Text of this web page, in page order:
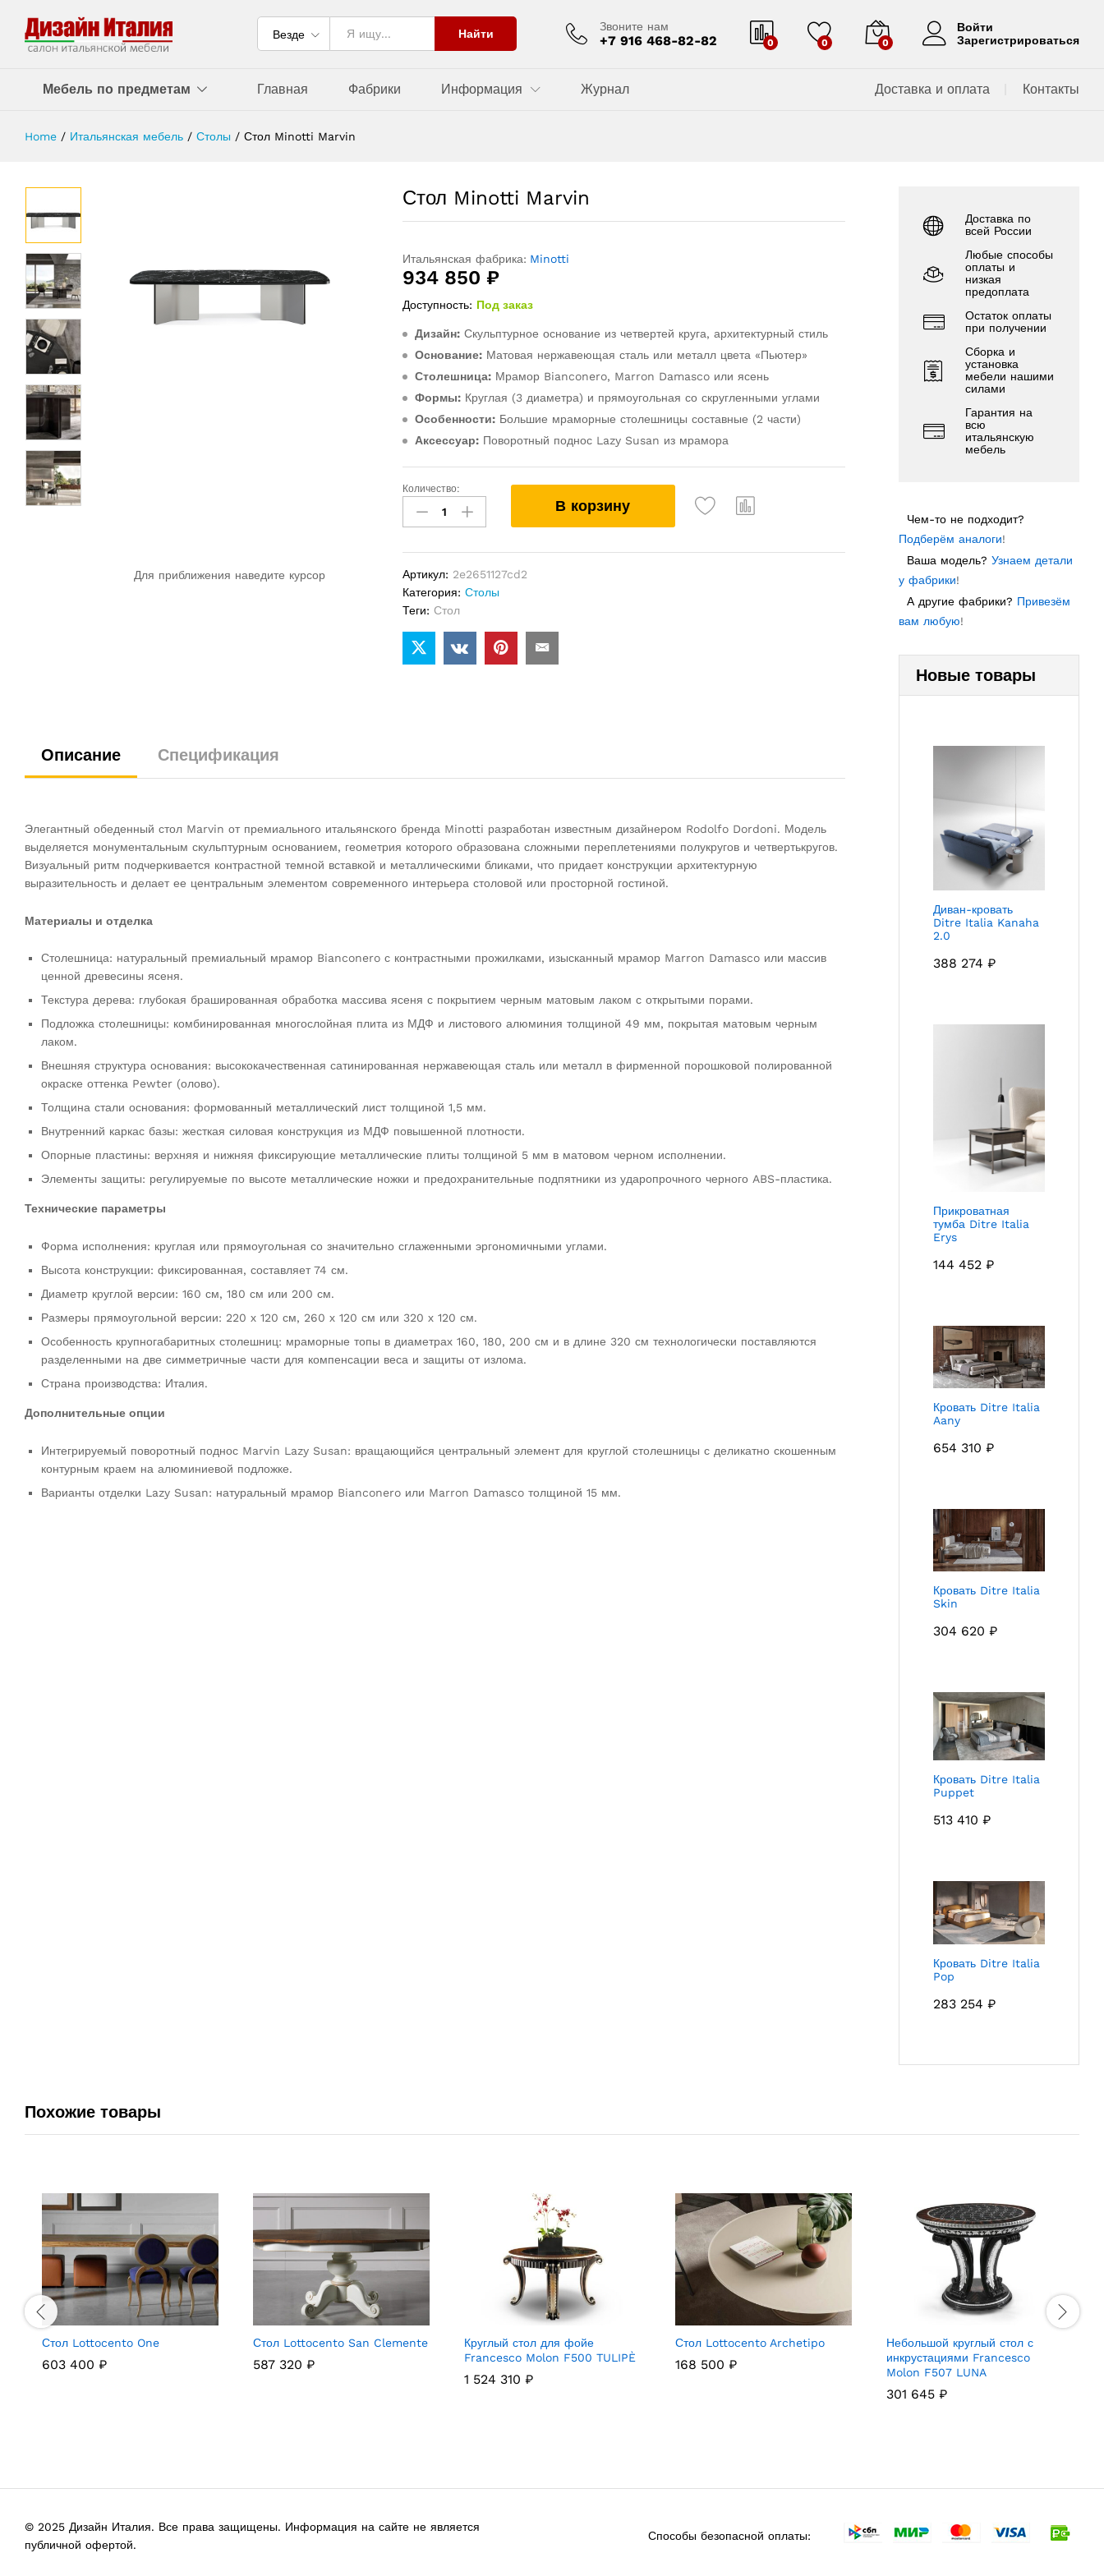
Везде Найти
Звоните нам
+7 916 468-82-82 0 0 0
Войти
Зарегистрироваться
Мебель по предметам Главная Фабрики Информация Журнал Доставка и оплата Контакты
Home / Итальянская мебель / Столы / Стол Minotti Marvin
Для приближения наведите курсор
Стол Minotti Marvin
Итальянская фабрика: Minotti
934 850 ₽
Доступность: Под заказ
Дизайн:Скульптурное основание из четвертей круга, архитектурный стиль
Основание:Матовая нержавеющая сталь или металл цвета «Пьютер»
Столешница:Мрамор Bianconero, Marron Damasco или ясень
Формы:Круглая (3 диаметра) и прямоугольная со скругленными углами
Особенности:Большие мраморные столешницы составные (2 части)
Аксессуар:Поворотный поднос Lazy Susan из мрамора
Стол
Minotti
Marvin
Количество:
В корзину
Артикул: 2e2651127cd2
Категория: Столы
Теги: Стол
Описание Спецификация
Элегантный обеденный стол Marvin от премиального итальянского бренда Minotti разработан известным дизайнером Rodolfo Dordoni. Модель
выделяется монументальным скульптурным основанием, геометрия которого образована сложными переплетениями полукругов и четвертькругов.
Визуальный ритм подчеркивается контрастной темной вставкой и металлическими бликами, что придает конструкции архитектурную
выразительность и делает ее центральным элементом современного интерьера столовой или просторной гостиной.
Материалы и отделка
Столешница: натуральный премиальный мрамор Bianconero с контрастными прожилками, изысканный мрамор Marron Damasco или массив
ценной древесины ясеня.
Текстура дерева: глубокая брашированная обработка массива ясеня с покрытием черным матовым лаком с открытыми порами.
Подложка столешницы: комбинированная многослойная плита из МДФ и листового алюминия толщиной 49 мм, покрытая матовым черным
лаком.
Внешняя структура основания: высококачественная сатинированная нержавеющая сталь или металл в фирменной порошковой полированной
окраске оттенка Pewter (олово).
Толщина стали основания: формованный металлический лист толщиной 1,5 мм.
Внутренний каркас базы: жесткая силовая конструкция из МДФ повышенной плотности.
Опорные пластины: верхняя и нижняя фиксирующие металлические плиты толщиной 5 мм в матовом черном исполнении.
Элементы защиты: регулируемые по высоте металлические ножки и предохранительные подпятники из ударопрочного черного ABS-пластика.
Технические параметры
Форма исполнения: круглая или прямоугольная со значительно сглаженными эргономичными углами.
Высота конструкции: фиксированная, составляет 74 см.
Диаметр круглой версии: 160 см, 180 см или 200 см.
Размеры прямоугольной версии: 220 х 120 см, 260 х 120 см или 320 х 120 см.
Особенность крупногабаритных столешниц: мраморные топы в диаметрах 160, 180, 200 см и в длине 320 см технологически поставляются
разделенными на две симметричные части для компенсации веса и защиты от излома.
Страна производства: Италия.
Дополнительные опции
Интегрируемый поворотный поднос Marvin Lazy Susan: вращающийся центральный элемент для круглой столешницы с деликатно скошенным
контурным краем на алюминиевой подложке.
Варианты отделки Lazy Susan: натуральный мрамор Bianconero или Marron Damasco толщиной 15 мм.
Доставка по
всей России
Любые способы
оплаты и
низкая
предоплата
Остаток оплаты
при получении
Сборка и
установка
мебели нашими
силами
Гарантия на
всю
итальянскую
мебель
Чем-то не подходит?
Подберём аналоги!
Ваша модель?Узнаем детали
у фабрики!
А другие фабрики? Привезём
вам любую!
Новые товары
Диван-кровать
Ditre Italia Kanaha
2.0
388 274₽
Прикроватная
тумба Ditre Italia
Erys
144 452₽
Кровать Ditre Italia
Aany
654 310₽
Кровать Ditre Italia
Skin
304 620₽
Кровать Ditre Italia
Puppet
513 410₽
Кровать Ditre Italia
Pop
283 254₽
Похожие товары
Стол Lottocento One
603 400 ₽
Стол Lottocento San Clemente
587 320 ₽
Круглый стол для фойе
Francesco Molon F500 TULIPÈ
1 524 310 ₽
Стол Lottocento Archetipo
168 500 ₽
Небольшой круглый стол с
инкрустациями Francesco
Molon F507 LUNA
301 645 ₽
© 2025 Дизайн Италия. Все права защищены. Информация на сайте не является
публичной офертой.
Способы безопасной оплаты: